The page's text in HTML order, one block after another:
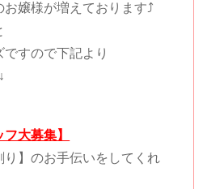
嬢様が増えております⤴
すので下記より
大募集】
】のお手伝いをしてくれ